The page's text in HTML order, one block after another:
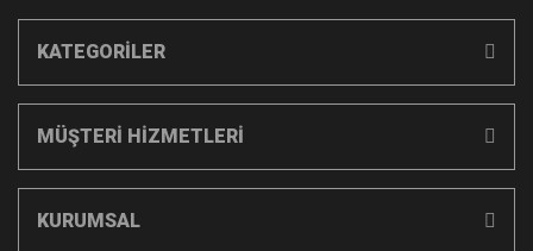
KATEGORİLER
MÜŞTERİ HİZMETLERİ
KURUMSAL